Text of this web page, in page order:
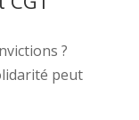
?
peut